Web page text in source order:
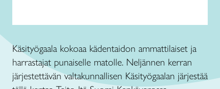
Käsityögaala kokoaa kädentaidon ammattilaiset ja
harrastajat punaiselle matolle. Neljännen kerran
järjestettävän valtakunnallisen Käsityögaalan järjestää